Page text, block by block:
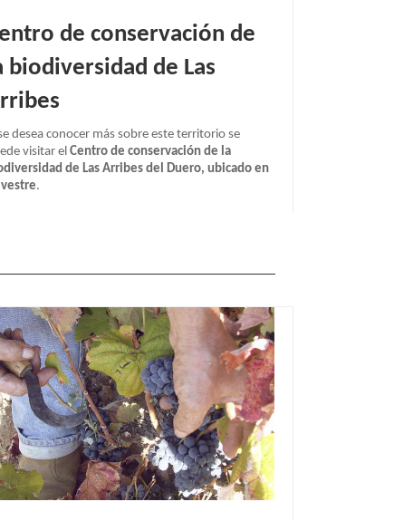
de conservación de
biodiversidad de Las
desea conocer más sobre este territorio se
visitar el Centro de conservación de la
de Las Arribes del Duero, ubicado en
.